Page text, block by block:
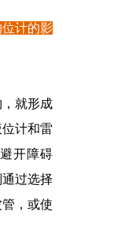
计的影
就形成
计和雷
开障碍
过选择
，或使